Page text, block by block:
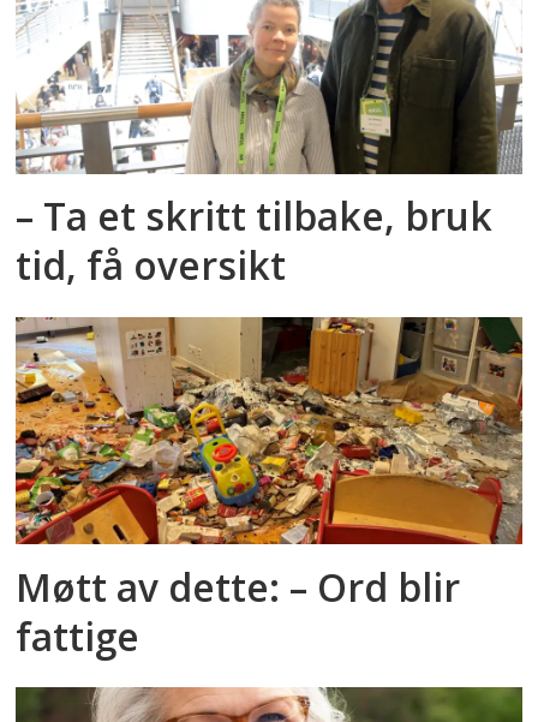
– Ta et skritt tilbake, bruk
tid, få oversikt
Møtt av dette: – Ord blir
fattige